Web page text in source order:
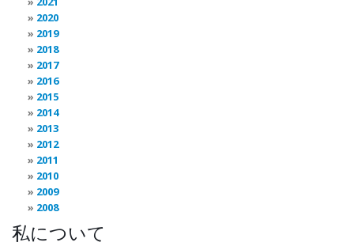
2020
2019
2018
2017
2016
2015
2014
2013
2012
2011
2010
2009
2008
私について